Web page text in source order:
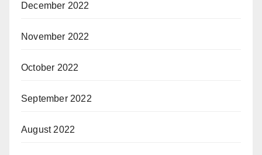
December 2022
November 2022
October 2022
September 2022
August 2022